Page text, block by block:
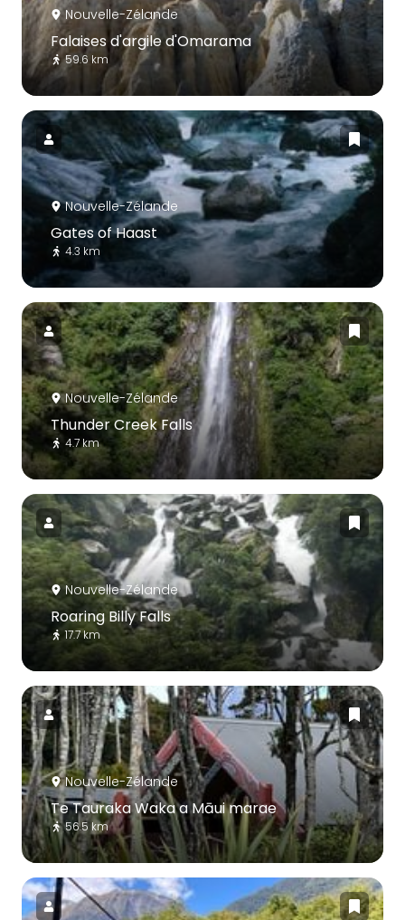
Nouvelle-Zélande
Falaises d'argile d'Omarama
59.6 km
Nouvelle-Zélande
Gates of Haast
4.3 km
Nouvelle-Zélande
Thunder Creek Falls
4.7 km
Nouvelle-Zélande
Roaring Billy Falls
17.7 km
Nouvelle-Zélande
Te Tauraka Waka a Māui marae
56.5 km